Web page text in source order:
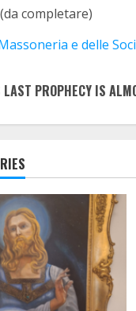
completare)
e delle
LAST PROPHECY IS